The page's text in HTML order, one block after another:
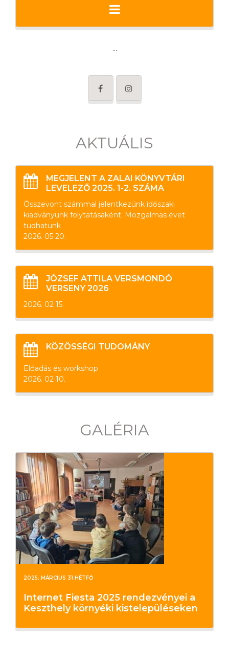
...
AKTUÁLIS
MEGJELENT A ZALAI KÖNYVTÁRI
LEVELEZŐ 2025. 1-2. SZÁMA
Összevont számmal jelentkezünk időszaki
kiadványunk folytatásaként. Mozgalmas évet
tudhatunk
2026. 05 20.
JÓZSEF ATTILA VERSMONDÓ
VERSENY 2026
2026. 02 15.
KÖZÖSSÉGI TUDOMÁNY
Előadás és workshop
2026. 02 10.
GALÉRIA
2025. MÁRCIUS 31 HÉTFŐ
Internet Fiesta 2025 rendezvényei a
Keszthely környéki kistelepüléseken